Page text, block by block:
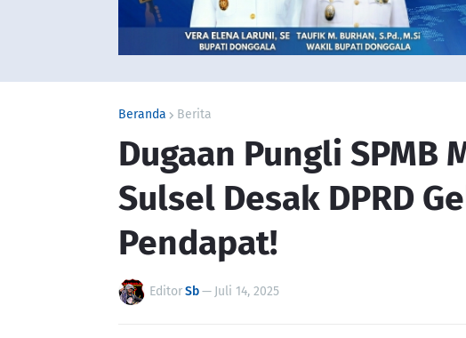
Beranda Berita
Dugaan Pungli SPMB
Sulsel Desak DPRD
Pendapat!
EditorSb— Juli 14, 2025